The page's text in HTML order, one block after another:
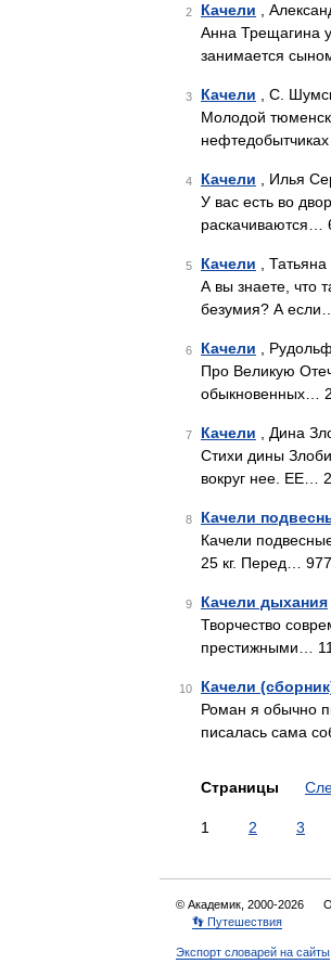
2 Качели ,
Анна Трещагина
занимается
3 Качели , С.
Молодой
4 Качели , Илья
У вас есть во
раскачиваются…
5 Качели ,
А вы знаете, что
безумия? А
6 Качели ,
Про Великую
обыкновенных…
7 Качели , Дина
Стихи дины
вокруг нее. ЕЕ…
8 Качели
Качели
25 кг. Перед…
9 Качели дыхания
Творчество
престижными…
10 Качели
Роман я обычно
писалась сама
Страницы
1 2 3
© Академик, 2000-2026
👣 Путешествия
Экспорт словарей на сайты